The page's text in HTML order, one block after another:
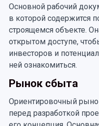
Основной рабочий
в которой содержится
строящемся объекте.
открытом доступе,
инвесторов и
ней ознакомиться.
Рынок сбыта
Ориентировочный
перед разработкой